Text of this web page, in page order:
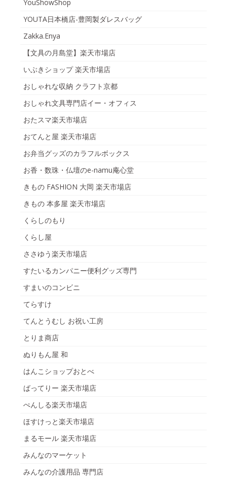
YouShowShop
YOUTA日本橋店-豊岡製ダレスバッグ
Zakka.Enya
【文具の月島堂】楽天市場店
いぶきショップ 楽天市場店
おしゃれな収納 クラフト京都
おしゃれ文具専門店イー・オフィス
おたスマ楽天市場店
おてんと屋 楽天市場店
お弁当グッズのカラフルボックス
お香・数珠・仏壇のe-namu庵心堂
きもの FASHION 大岡 楽天市場店
きもの 本多屋 楽天市場店
くらしのもり
くらし屋
ささゆう楽天市場店
すたいるカンパニー便利グッズ専門
すまいのコンビニ
てらすけ
てんとうむし お祝い工房
とりま商店
ぬりもん屋 和
はんこショップおとべ
ばってりー 楽天市場店
ぺんしる楽天市場店
ほすけっと楽天市場店
まるモール 楽天市場店
みんなのマーケット
みんなの介護用品 専門店